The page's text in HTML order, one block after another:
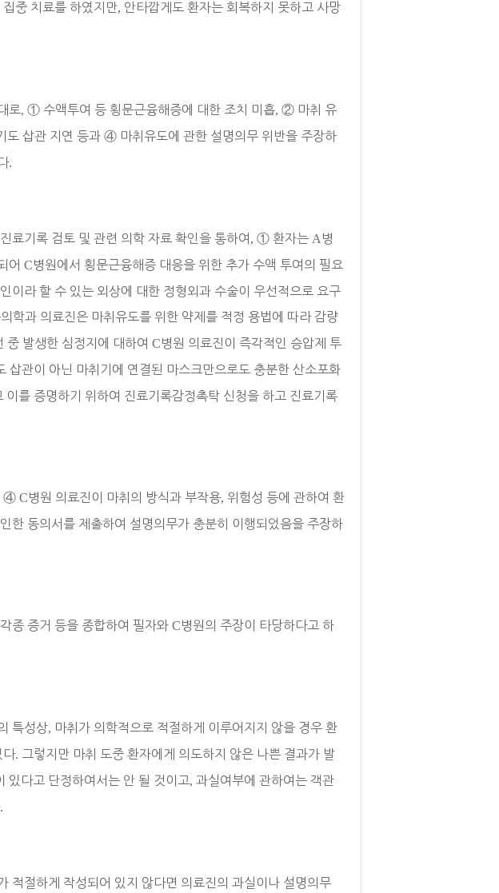
중 치료를 하였지만, 안타깝게도 환자는 회복하지 못하고 사망
로, ① 수액투여 등 횡문근융해증에 대한 조치 미흡, ② 마취 유
도 삽관 지연 등과 ④ 마취유도에 관한 설명의무 위반을 주장하
.
료기록 검토 및 관련 의학 자료 확인을 통하여 , ① 환자는 A 병
어 C병원에서 횡문근융해증 대응을 위한 추가 수액 투여의 필요
이라 할 수 있는 외상에 대한 정형외과 수술이 우선적으로 요구
학과 의료진은 마취유도를 위한 약제를 적정 용법에 따라 감량
중 발생한 심정지에 대하여 C병원 의료진이 즉각적인 승압제 투
삽관이 아닌 마취기에 연결된 마스크만으로도 충분한 산소포화
이를 증명하기 위하여 진료기록감정촉탁 신청을 하고 진료기록
④ C병원 의료진이 마취의 방식과 부작용, 위험성 등에 관하여 환
한 동의서를 제출하여 설명의무가 충분히 이행되었음을 주장하
종 증거 등을 종합하여 필자와 C병원의 주장이 타당하다고 하
특성상, 마취가 의학적으로 적절하게 이루어지지 않을 경우 환
다. 그렇지만 마취 도중 환자에게 의도하지 않은 나쁜 결과가 발
있다고 단정하여서는 안 될 것이고, 과실여부에 관하여는 객관
.
적절하게 작성되어 있지 않다면 의료진의 과실이나 설명의무